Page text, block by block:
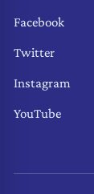
Facebook
Twitter
Instagram
YouTube